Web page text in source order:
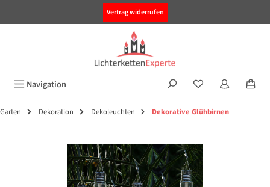
Vertrag widerrufen
Navigation
Garten Dekoration Dekoleuchten Dekorative Glühbirnen
Bildergalerie überspringen